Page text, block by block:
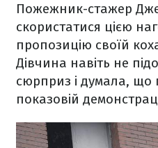
Пожежник-стажер
скористатися цією
пропозицію своїй
Дівчина навіть не
сюрприз і думала, що
показовій